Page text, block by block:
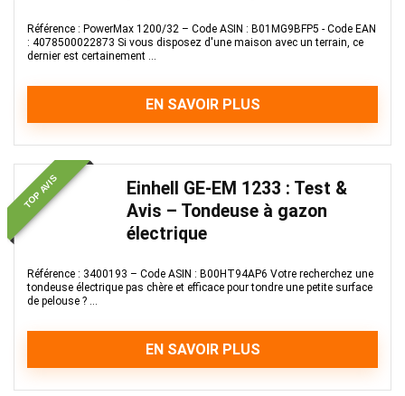
Référence : PowerMax 1200/32 – Code ASIN : B01MG9BFP5 - Code EAN
: 4078500022873 Si vous disposez d'une maison avec un terrain, ce
dernier est certainement ...
EN SAVOIR PLUS
TOP AVIS
Einhell GE-EM 1233 : Test &
Avis – Tondeuse à gazon
électrique
Référence : 3400193 – Code ASIN : B00HT94AP6 Votre recherchez une
tondeuse électrique pas chère et efficace pour tondre une petite surface
de pelouse ? ...
EN SAVOIR PLUS